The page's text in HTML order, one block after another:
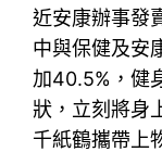
近安康辦事發
中與保健及安
加40.5%，健
狀，立刻將身
千紙鶴攜帶上